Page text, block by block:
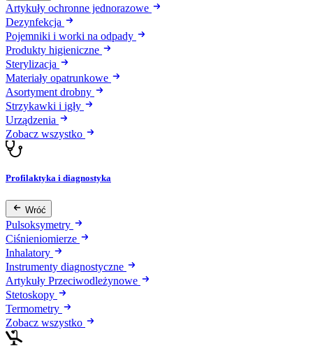
Artykuły ochronne jednorazowe
Dezynfekcja
Pojemniki i worki na odpady
Produkty higieniczne
Sterylizacja
Materiały opatrunkowe
Asortyment drobny
Strzykawki i igły
Urządzenia
Zobacz wszystko
Profilaktyka i diagnostyka
Wróć
Pulsoksymetry
Ciśnieniomierze
Inhalatory
Instrumenty diagnostyczne
Artykuły Przeciwodleżynowe
Stetoskopy
Termometry
Zobacz wszystko